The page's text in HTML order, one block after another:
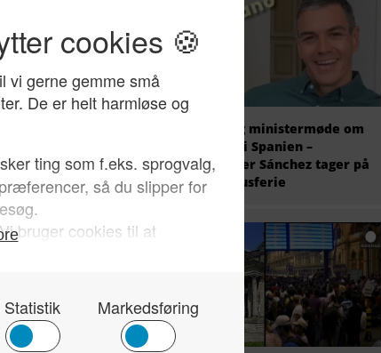
–
EU holder i dag ministermøde om
migrantkrisen i Spanien –
premierminister Sánchez tager på
fire ugers luksusferie